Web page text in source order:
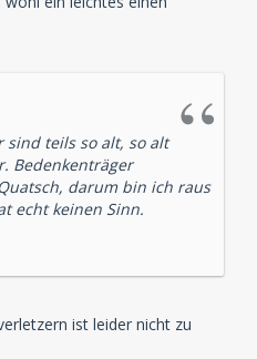
sind teils so alt, so alt
Bedenkenträger
darum bin ich raus
echt keinen Sinn.
ist leider nicht zu